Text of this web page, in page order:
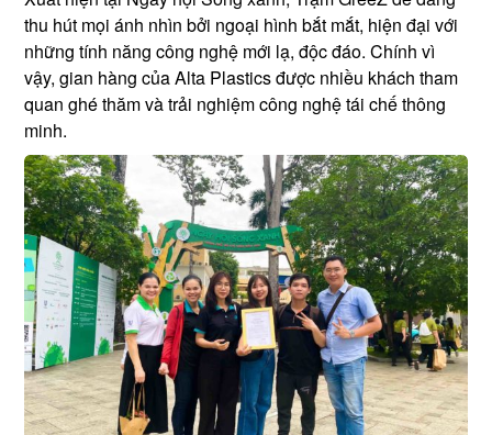
thu hút mọi ánh nhìn bởi ngoại hình bắt mắt, hiện đại với
những tính năng công nghệ mới lạ, độc đáo. Chính vì
vậy, gian hàng của Alta Plastics được nhiều khách tham
quan ghé thăm và trải nghiệm công nghệ tái chế thông
minh.